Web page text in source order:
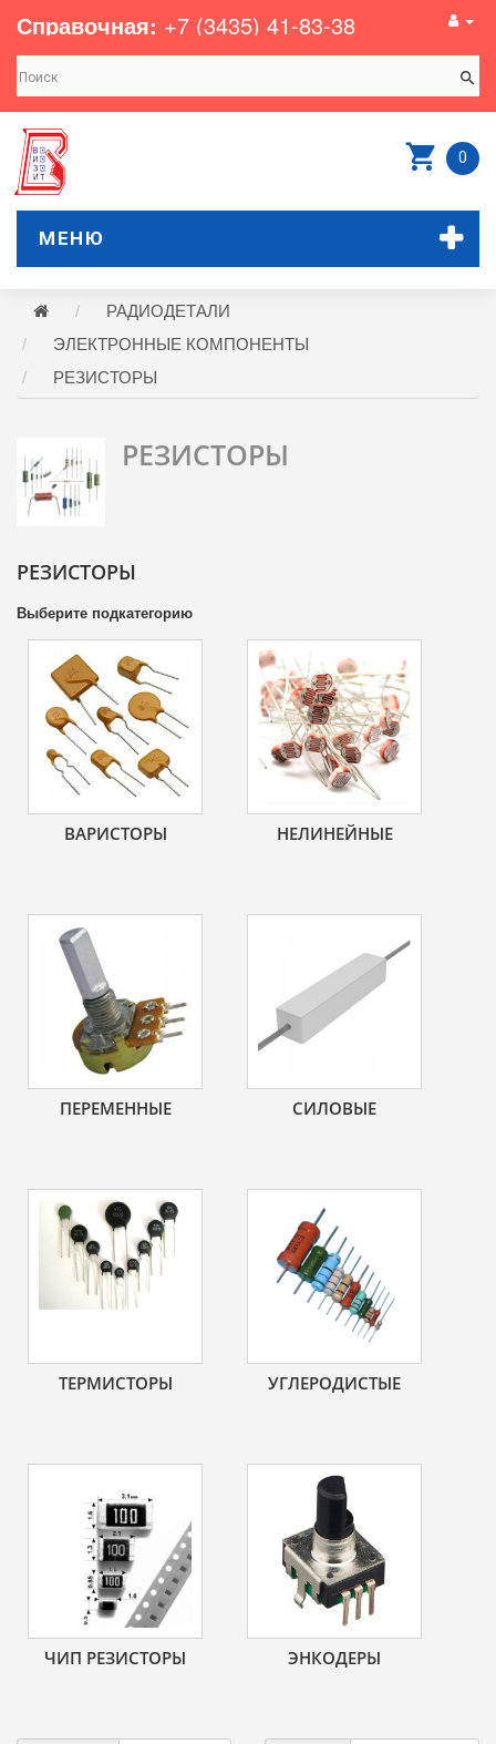
Справочная: +7 (3435) 41-83-38
0
МЕНЮ
РАДИОДЕТАЛИ
ЭЛЕКТРОННЫЕ КОМПОНЕНТЫ
РЕЗИСТОРЫ
РЕЗИСТОРЫ
РЕЗИСТОРЫ
Выберите подкатегорию
ВАРИСТОРЫ НЕЛИНЕЙНЫЕ
ПЕРЕМЕННЫЕ СИЛОВЫЕ
ТЕРМИСТОРЫ УГЛЕРОДИСТЫЕ
ЧИП РЕЗИСТОРЫ ЭНКОДЕРЫ